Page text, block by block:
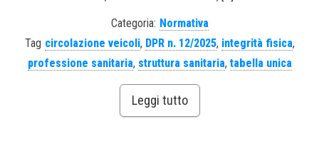
Categoria: Normativa
Tag circolazione veicoli, DPR n. 12/2025, integrità fisica,
professione sanitaria, struttura sanitaria, tabella unica
Leggi tutto